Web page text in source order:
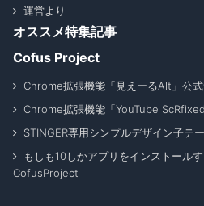
運営より
オススメ特集記事
Cofus Project
Chrome拡張機能「見えーるAlt」公式
Chrome拡張機能「YouTube
STINGER専用シンプルデザイン子テー
もしも10しかアプリをインストール
CofusProject